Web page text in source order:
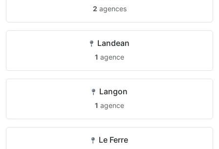
2 agences
Landean
1 agence
Langon
1 agence
Le Ferre